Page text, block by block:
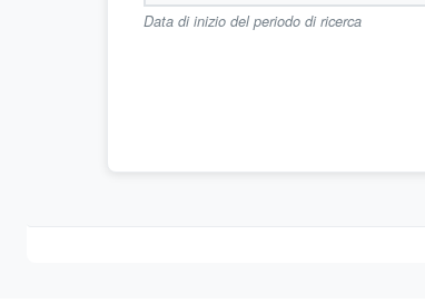
Data di inizio del periodo di ricerca